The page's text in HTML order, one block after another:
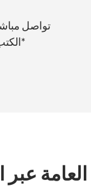
تواصل
الكتب المدرسية ولوازم الدورات الدراسية*
عبر